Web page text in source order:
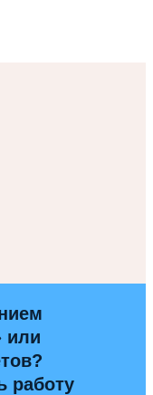
или
работу